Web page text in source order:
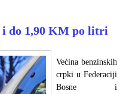
do 1,90 KM po litri
Većina benzinskih
crpki u Federaciji
Bosne i